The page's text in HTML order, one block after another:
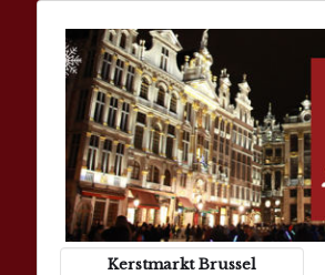
Kerstmarkt Brussel